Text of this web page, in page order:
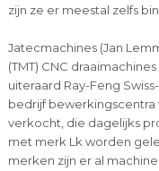
zijn ze er meestal zelfs
Jatecmachines (Jan
(TMT) CNC
uiteraard Ray-Feng
bedrijf bewerkingscentra
verkocht, die dagelijks
met merk Lk worden
merken zijn er al